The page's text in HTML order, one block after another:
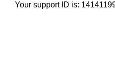
Your support ID is: